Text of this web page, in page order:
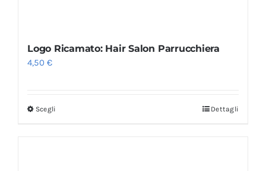
Logo Ricamato: Hair Salon Parrucchiera
4,50€
Scegli Dettagli